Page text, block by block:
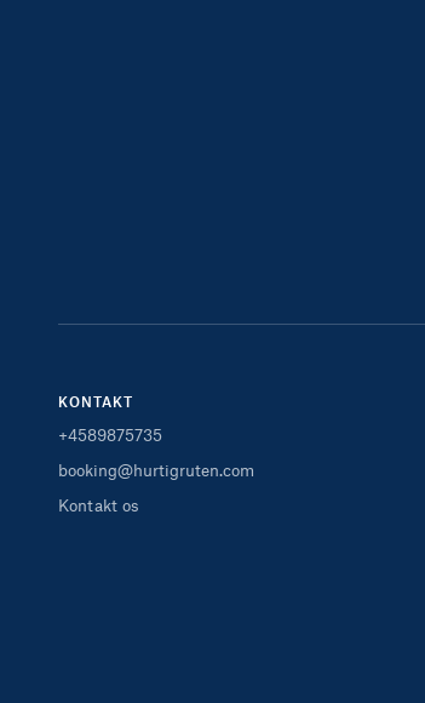
KONTAKT
+4589875735
booking@hurtigruten.com
Kontakt os